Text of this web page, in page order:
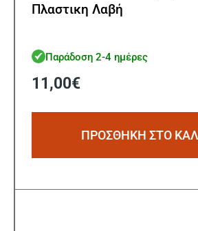
Πλαστικη Λαβή
Παράδοση 2-4 ημέρες
11,00€
ΠΡΟΣΘΗΚΗ ΣΤΟ